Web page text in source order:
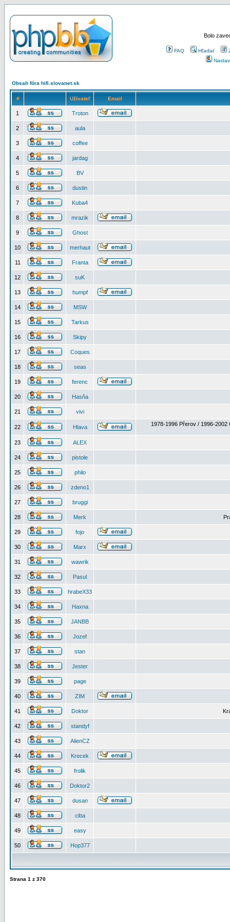
Bolo
FAQ Hľadať
Obsah fóra hifi.slovanet.sk
# Užívateľ Email
1 Troton
2 aula
3 coffee
4 jardag
5 BV
6 dustin
7 Kuba4
8 mrazik
9 Ghost
10 merhaut
11 Franta
12 suK
13 humpf
14 MSW
15 Tarkus
16 Skipy
17 Coques
18 seas
19 ferenc
20 Hasňa
21 vivi
22 Hlava 1978-1996 Přerov / 1996-2002
23 ALEX
24 pistole
25 philo
26 zdeno1
27 bruggi
28 Merk
29 fojo
30 Marx
31 wawrik
32 Pasul
33 hrabeX33
34 Haxna
35 JANBB
36 Jozef
37 stan
38 Jester
39 page
40 ZIM
41 Doktor
42 standyf
43 AlienCZ
44 Krecek
45 frolik
46 Doktor2
47 dusan
48 ciba
49 easy
50 Hop377
Strana 1 z 370